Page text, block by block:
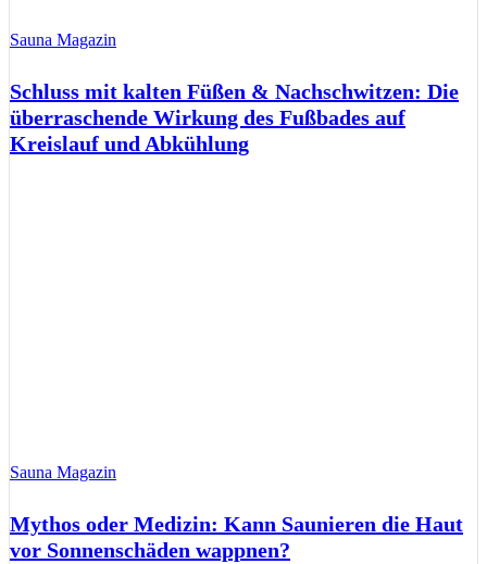
Sauna Magazin
Schluss mit kalten Füßen & Nachschwitzen: Die
überraschende Wirkung des Fußbades auf
Kreislauf und Abkühlung
Sauna Magazin
Mythos oder Medizin: Kann Saunieren die Haut
vor Sonnenschäden wappnen?